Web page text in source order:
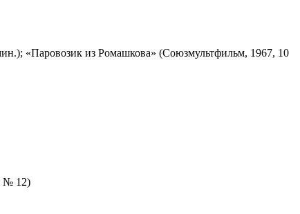
«Паровозик из Ромашкова» (Союзмультфильм, 1967, 10
№ 12)